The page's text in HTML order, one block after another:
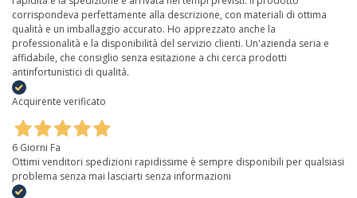
corrispondeva perfettamente alla descrizione, con materiali di ottima
qualità e un imballaggio accurato. Ho apprezzato anche la
professionalità e la disponibilità del servizio clienti. Un'azienda seria e
affidabile, che consiglio senza esitazione a chi cerca prodotti
antinfortunistici di qualità.
Acquirente verificato
6 Giorni Fa
Ottimi venditori spedizioni rapidissime è sempre disponibili per qualsiasi
problema senza mai lasciarti senza informazioni